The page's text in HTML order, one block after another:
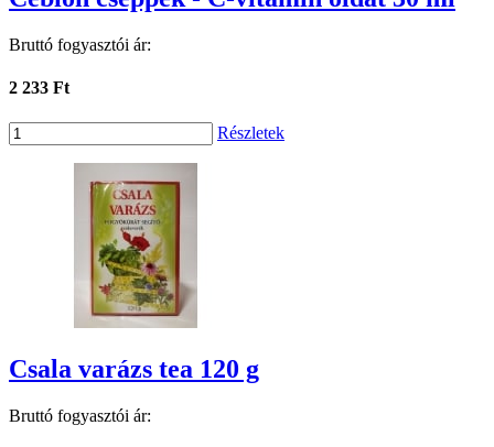
Bruttó fogyasztói ár:
2 233 Ft
Részletek
Csala varázs tea 120 g
Bruttó fogyasztói ár: